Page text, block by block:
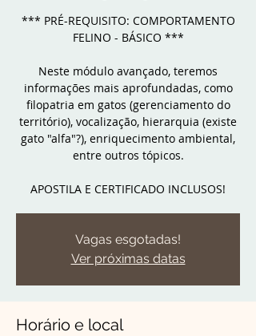
*** PRÉ-REQUISITO: COMPORTAMENTO
FELINO - BÁSICO ***
Neste módulo avançado, teremos
informações mais aprofundadas, como
filopatria em gatos (gerenciamento do
território), vocalização, hierarquia (existe
gato "alfa"?), enriquecimento ambiental,
entre outros tópicos.
APOSTILA E CERTIFICADO INCLUSOS!
Vagas esgotadas!
Ver próximas datas
Horário e local